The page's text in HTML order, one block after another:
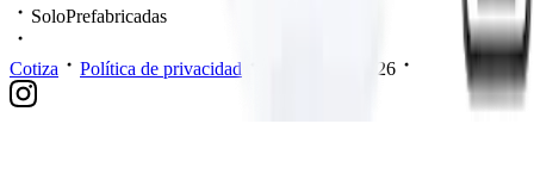
SoloPrefabricadas
Cotiza Política de privacidad 2026